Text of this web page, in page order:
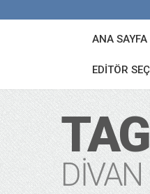
ANA SAYFA
EDITÖR